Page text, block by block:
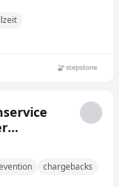
chargebacks